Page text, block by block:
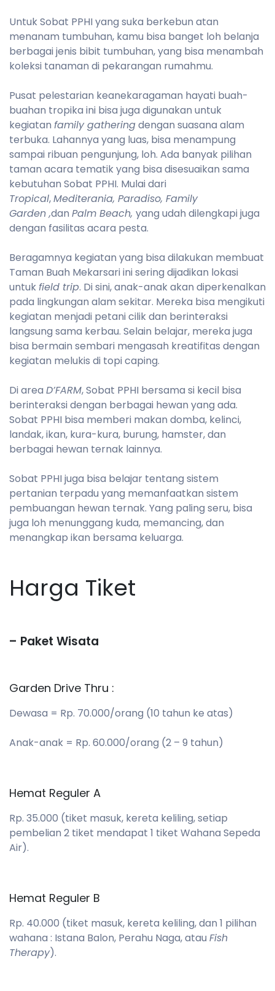
Untuk Sobat PPHI yang suka berkebun atan
menanam tumbuhan, kamu bisa banget loh belanja
berbagai jenis bibit tumbuhan, yang bisa menambah
koleksi tanaman di pekarangan rumahmu.
Pusat pelestarian keanekaragaman hayati buah-
buahan tropika ini bisa juga digunakan untuk
kegiatan family gatheringdengan suasana alam
terbuka. Lahannya yang luas, bisa menampung
sampai ribuan pengunjung, loh. Ada banyak pilihan
taman acara tematik yang bisa disesuaikan sama
kebutuhan Sobat PPHI. Mulai dari
Tropical,Mediterania, Paradiso, Family
Garden ,dan Palm Beach, yang udah dilengkapi juga
dengan fasilitas acara pesta.
Beragamnya kegiatan yang bisa dilakukan membuat
Taman Buah Mekarsari ini sering dijadikan lokasi
untukfield trip. Di sini, anak-anak akan diperkenalkan
pada lingkungan alam sekitar. Mereka bisa mengikuti
kegiatan menjadi petani cilik dan berinteraksi
langsung sama kerbau. Selain belajar, mereka juga
bisa bermain sembari mengasah kreatifitas dengan
kegiatan melukis di topi caping.
Di area D’FARM, Sobat PPHI bersama si kecil bisa
berinteraksi dengan berbagai hewan yang ada.
Sobat PPHI bisa memberi makan domba, kelinci,
landak, ikan, kura-kura, burung, hamster, dan
berbagai hewan ternak lainnya.
Sobat PPHI juga bisa belajar tentang sistem
pertanian terpadu yang memanfaatkan sistem
pembuangan hewan ternak. Yang paling seru, bisa
juga loh menunggang kuda, memancing, dan
menangkap ikan bersama keluarga.
Harga Tiket
– Paket Wisata
Garden Drive Thru :
Dewasa = Rp. 70.000/orang (10 tahun ke atas)
Anak-anak = Rp. 60.000/orang (2 – 9 tahun)
Hemat Reguler A
Rp. 35.000 (tiket masuk, kereta keliling, setiap
pembelian 2 tiket mendapat 1 tiket Wahana Sepeda
Air).
Hemat Reguler B
Rp. 40.000 (tiket masuk, kereta keliling, dan 1 pilihan
wahana : Istana Balon, Perahu Naga, atau Fish
Therapy).